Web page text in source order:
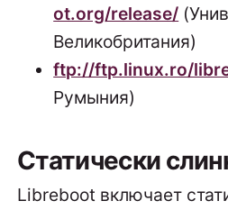
ot.org/release/
Великобритания)
ftp://ftp.linux.ro/
Румыния)
Статически
Libreboot включает